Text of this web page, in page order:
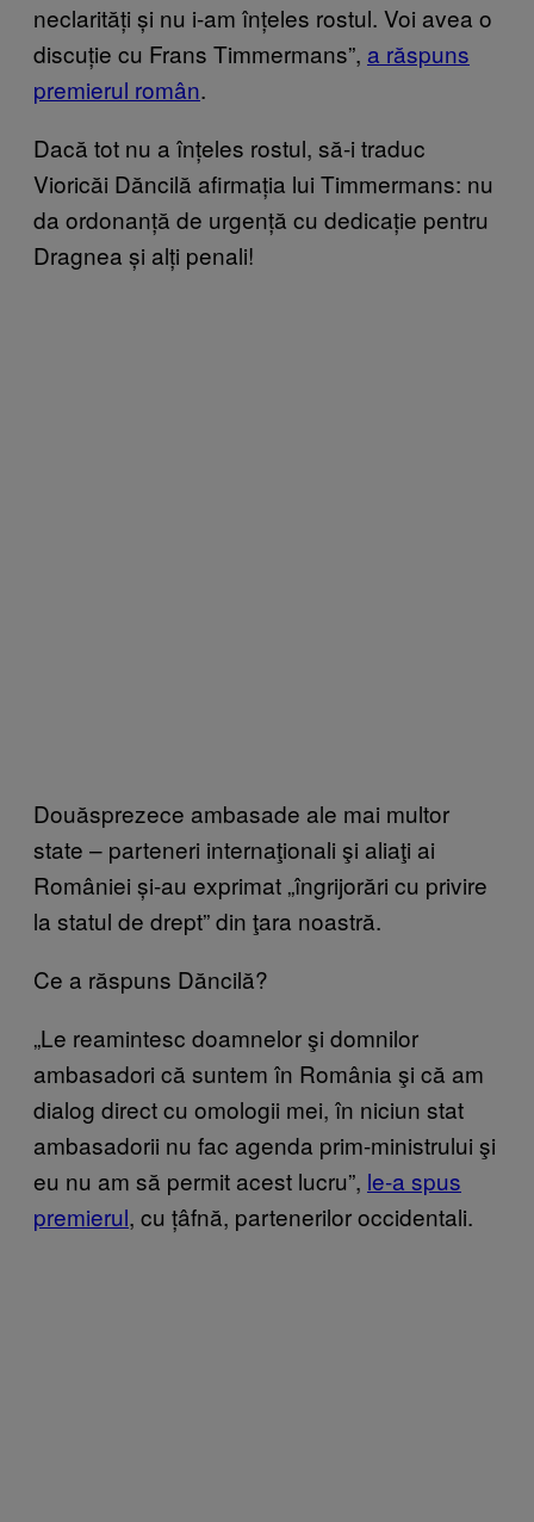
neclarități și nu i-am înțeles rostul. Voi avea o
discuție cu Frans Timmermans”, a răspuns
premierul român.
Dacă tot nu a înțeles rostul, să-i traduc
Vioricăi Dăncilă afirmația lui Timmermans: nu
da ordonanță de urgență cu dedicație pentru
Dragnea și alți penali!
Douăsprezece ambasade ale mai multor
state – parteneri internaţionali şi aliaţi ai
României și-au exprimat „îngrijorări cu privire
la statul de drept” din ţara noastră.
Ce a răspuns Dăncilă?
„Le reamintesc doamnelor şi domnilor
ambasadori că suntem în România şi că am
dialog direct cu omologii mei, în niciun stat
ambasadorii nu fac agenda prim-ministrului şi
eu nu am să permit acest lucru”, le-a spus
premierul, cu țâfnă, partenerilor occidentali.